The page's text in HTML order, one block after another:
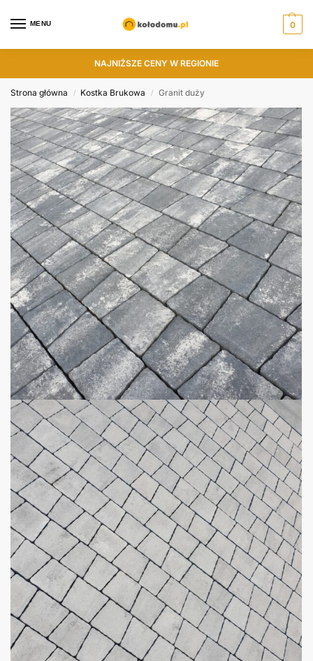
MENU 0
NAJNIŻSZE CENY W REGIONIE
Strona główna / Kostka Brukowa / Granit duży